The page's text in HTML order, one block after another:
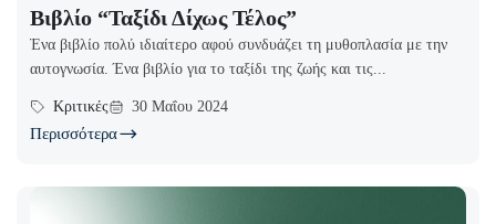
Βιβλίο “Ταξίδι Δίχως Τέλος”
Ένα βιβλίο πολύ ιδιαίτερο αφού συνδυάζει τη μυθοπλασία με την
αυτογνωσία. Ένα βιβλίο για το ταξίδι της ζωής και τις...
Κριτικές 30 Μαΐου 2024
Περισσότερα